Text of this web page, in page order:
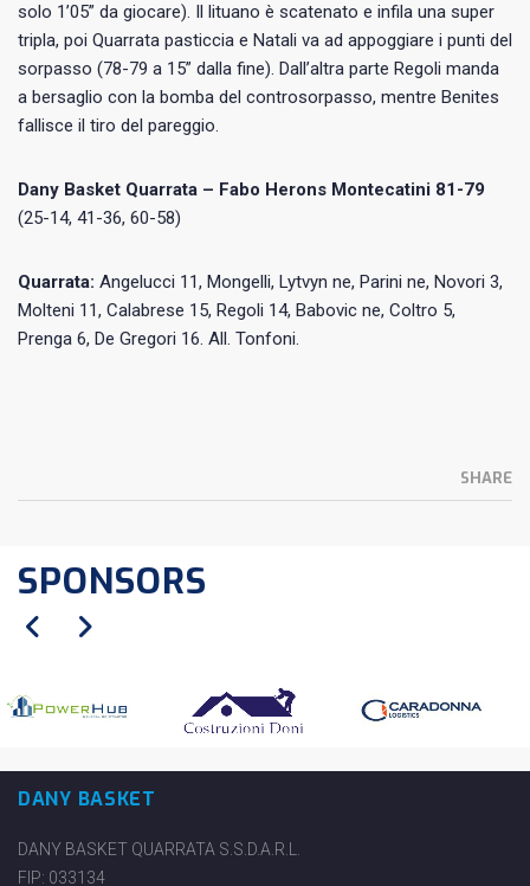
solo 1’05” da giocare). Il lituano è scatenato e infila una super
tripla, poi Quarrata pasticcia e Natali va ad appoggiare i punti del
sorpasso (78-79 a 15” dalla fine). Dall’altra parte Regoli manda
a bersaglio con la bomba del controsorpasso, mentre Benites
fallisce il tiro del pareggio.
Dany Basket Quarrata – Fabo Herons Montecatini 81-79
(25-14, 41-36, 60-58)
Quarrata: Angelucci 11, Mongelli, Lytvyn ne, Parini ne, Novori 3,
Molteni 11, Calabrese 15, Regoli 14, Babovic ne, Coltro 5,
Prenga 6, De Gregori 16. All. Tonfoni.
SHARE
SPONSORS
DANY BASKET
DANY BASKET QUARRATA S.S.D.A.R.L.
FIP: 033134